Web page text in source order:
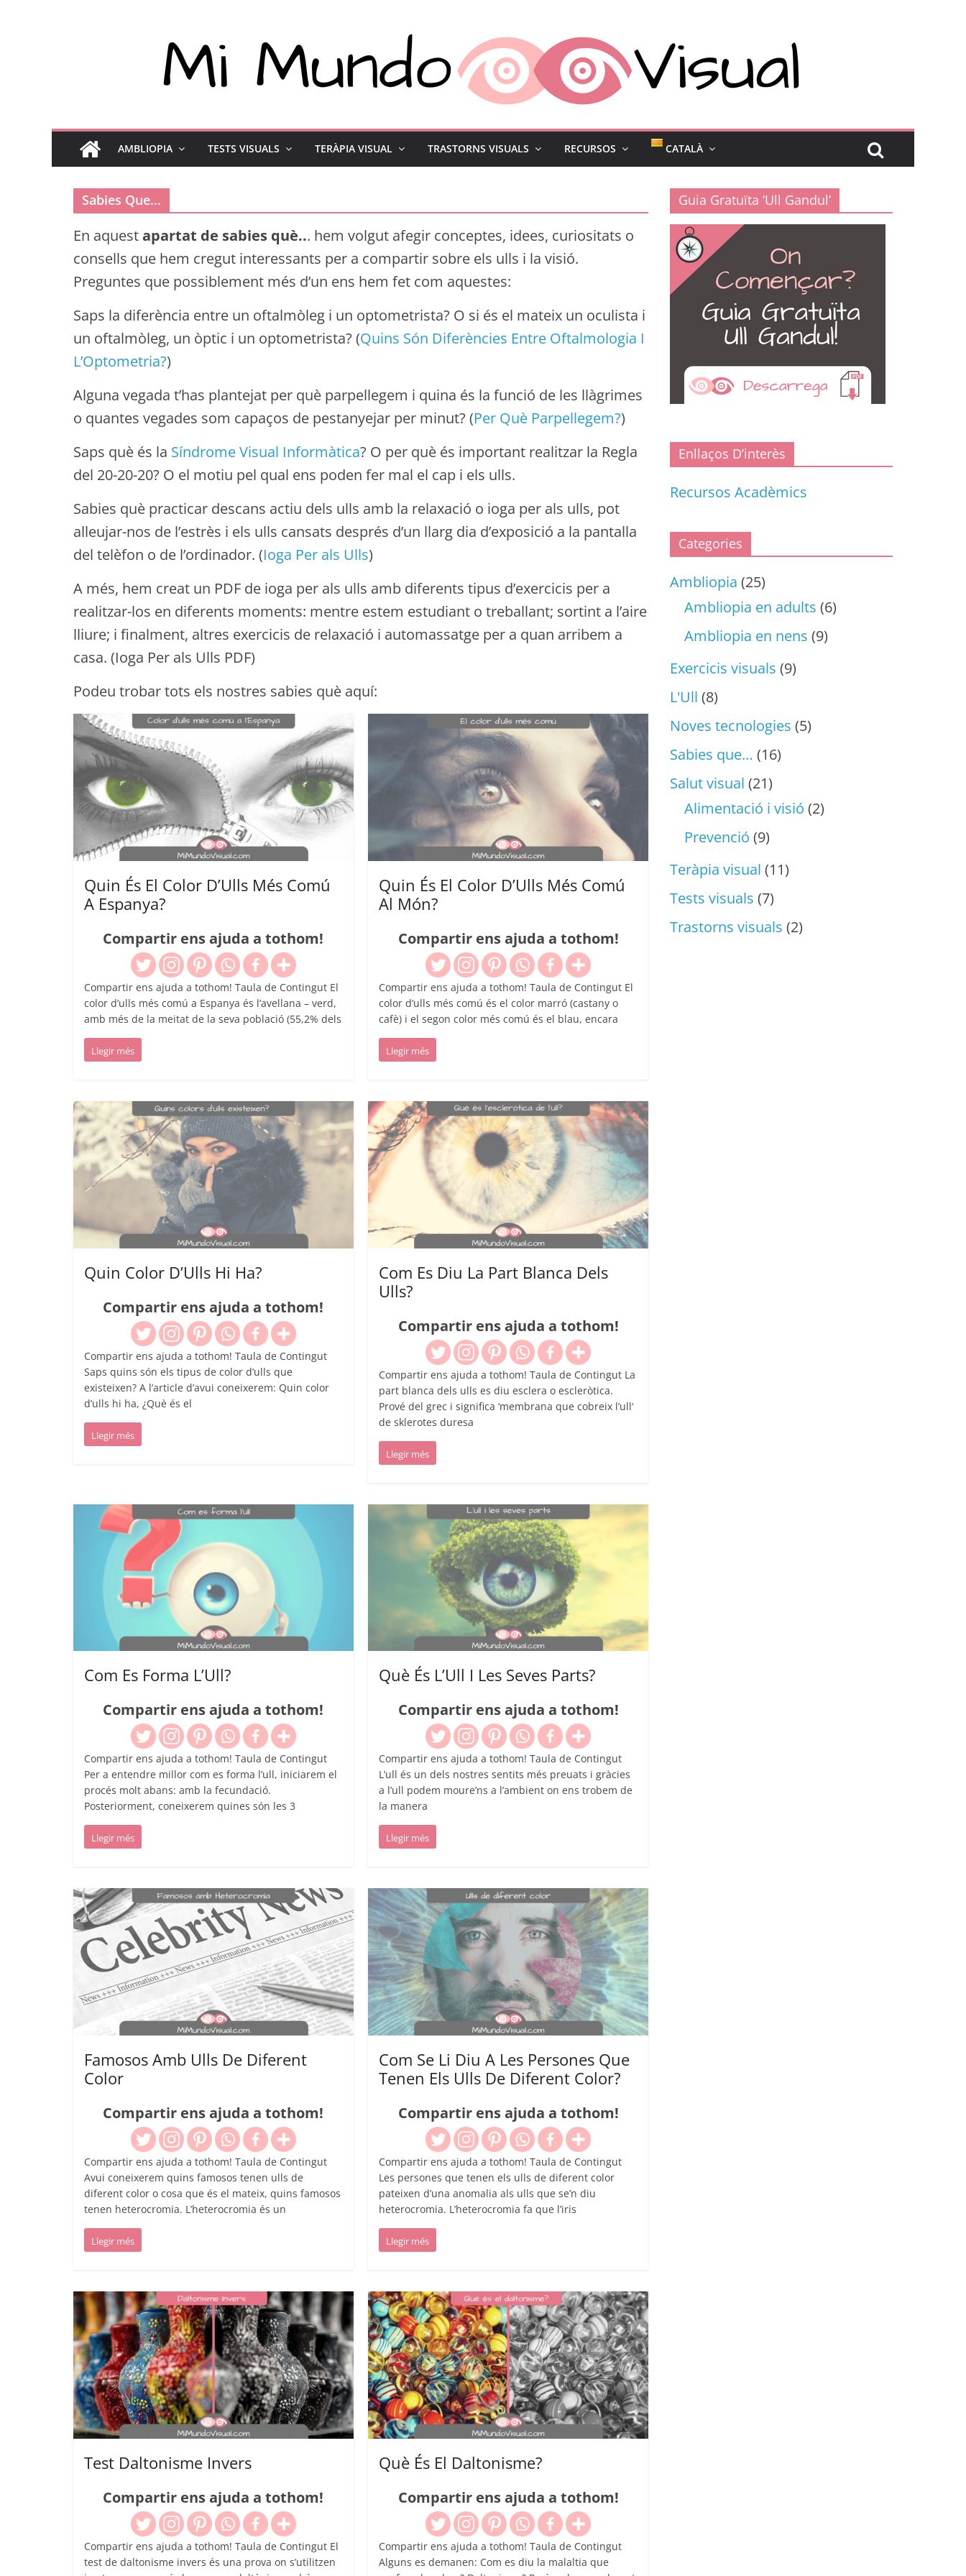
AMBLIOPIA TESTS VISUALS TERÀPIA VISUAL TRASTORNS VISUALS RECURSOS CATALÀ
Sabies Que…
En aquestapartat de sabies què... hem volgut afegir conceptes, idees, curiositats o
consells que hem cregut interessants per a compartir sobre els ulls i la visió.
Preguntes que possiblement més d’un ens hem fet com aquestes:
Saps la diferència entre un oftalmòleg i un optometrista? O si és el mateix un oculista i
un oftalmòleg, un òptic i un optometrista? (Quins Són Diferències Entre Oftalmologia I
L’Optometria?)
Alguna vegada t’has plantejat per què parpellegem i quina és la funció de les llàgrimes
o quantes vegades som capaços de pestanyejar per minut? (Per Què Parpellegem?)
Saps què és la Síndrome Visual Informàtica? O per què és important realitzar la Regla
del 20-20-20? O el motiu pel qual ens poden fer mal el cap i els ulls.
Sabies què practicar descans actiu dels ulls amb la relaxació o ioga per als ulls, pot
alleujar-nos de l’estrès i els ulls cansats després d’un llarg dia d’exposició a la pantalla
del telèfon o de l’ordinador. (Ioga Per als Ulls)
A més, hem creat un PDF de ioga per als ulls amb diferents tipus d’exercicis per a
realitzar-los en diferents moments: mentre estem estudiant o treballant; sortint a l’aire
lliure; i finalment, altres exercicis de relaxació i automassatge per a quan arribem a
casa. (Ioga Per als Ulls PDF)
Podeu trobar tots els nostres sabies què aquí:
Quin És El Color D’Ulls Més Comú
A Espanya?
Compartir ens ajuda a tothom!
Compartir ens ajuda a tothom! Taula de Contingut El
color d’ulls més comú a Espanya és l’avellana – verd,
amb més de la meitat de la seva població (55,2% dels
Llegir més
Quin És El Color D’Ulls Més Comú
Al Món?
Compartir ens ajuda a tothom!
Compartir ens ajuda a tothom! Taula de Contingut El
color d’ulls més comú és el color marró (castany o
cafè) i el segon color més comú és el blau, encara
Llegir més
Quin Color D’Ulls Hi Ha?
Compartir ens ajuda a tothom!
Compartir ens ajuda a tothom! Taula de Contingut
Saps quins són els tipus de color d’ulls que
existeixen? A l’article d’avui coneixerem: Quin color
d’ulls hi ha, ¿Què és el
Llegir més
Com Es Diu La Part Blanca Dels
Ulls?
Compartir ens ajuda a tothom!
Compartir ens ajuda a tothom! Taula de Contingut La
part blanca dels ulls es diu esclera o escleròtica.
Prové del grec i significa ‘membrana que cobreix l’ull‘
de sklerotes duresa
Llegir més
Com Es Forma L’Ull?
Compartir ens ajuda a tothom!
Compartir ens ajuda a tothom! Taula de Contingut
Per a entendre millor com es forma l’ull, iniciarem el
procés molt abans: amb la fecundació.
Posteriorment, coneixerem quines són les 3
Llegir més
Què És L’Ull I Les Seves Parts?
Compartir ens ajuda a tothom!
Compartir ens ajuda a tothom! Taula de Contingut
L’ull és un dels nostres sentits més preuats i gràcies
a l’ull podem moure’ns a l’ambient on ens trobem de
la manera
Llegir més
Famosos Amb Ulls De Diferent
Color
Compartir ens ajuda a tothom!
Compartir ens ajuda a tothom! Taula de Contingut
Avui coneixerem quins famosos tenen ulls de
diferent color o cosa que és el mateix, quins famosos
tenen heterocromia. L’heterocromia és un
Llegir més
Com Se Li Diu A Les Persones Que
Tenen Els Ulls De Diferent Color?
Compartir ens ajuda a tothom!
Compartir ens ajuda a tothom! Taula de Contingut
Les persones que tenen els ulls de diferent color
pateixen d’una anomalia als ulls que se’n diu
heterocromia. L’heterocromia fa que l’iris
Llegir més
Test Daltonisme Invers
Compartir ens ajuda a tothom!
Compartir ens ajuda a tothom! Taula de Contingut El
test de daltonisme invers és una prova on s’utilitzen
Què És El Daltonisme?
Compartir ens ajuda a tothom!
Compartir ens ajuda a tothom! Taula de Contingut
Alguns es demanen: Com es diu la malaltia que
Guia Gratuïta ‘Ull Gandul’
Enllaços D’interès
Recursos Acadèmics
Categories
Ambliopia (25)
Ambliopia en adults (6)
Ambliopia en nens (9)
Exercicis visuals (9)
L'Ull (8)
Noves tecnologies (5)
Sabies que… (16)
Salut visual (21)
Alimentació i visió (2)
Prevenció (9)
Teràpia visual (11)
Tests visuals (7)
Trastorns visuals (2)